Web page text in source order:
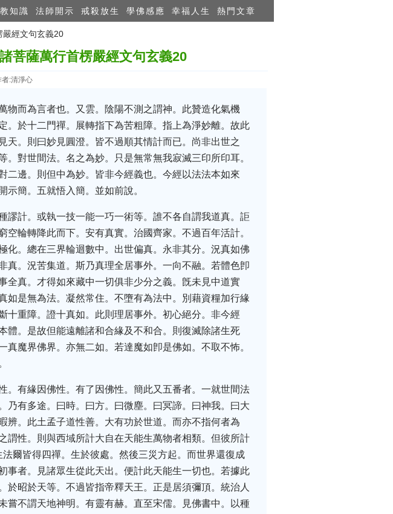
知識 法師開示 戒殺放生 學佛感應 幸福人生 熱門文章
嚴經文句玄義20
菩薩萬行首楞嚴經文句玄義20
:清淨心
物而為言者也。又雲。陰陽不測之謂神。此贊造化氣機
。於十二門禪。展轉指下為苦粗障。指上為淨妙離。故此
。則曰妙見圓澄。皆不過順其情計而已。尚非出世之
對世間法。名之為妙。只是無常無我寂滅三印所印耳。
二邊。則但中為妙。皆非今經義也。今經以法法本如來
簡。五就悟入簡。並如前說。
謬計。或執一技一能一巧一術等。誰不各自謂我道真。詎
輪轉降此而下。安有真實。治國齊家。不過百年活計。
化。總在三界輪迴數中。出世偏真。永非其分。況真如佛
真。況苦集道。斯乃真理全居事外。一向不融。若體色卽
全真。才得如來藏中一切俱非少分之義。旣未見中道實
如是無為法。凝然常住。不墮有為法中。別藉資糧加行緣
十重障。證十真如。此則理居事外。初心絕分。非今經
體。是故但能遠離諸和合緣及不和合。則復滅除諸生死
魔界佛界。亦無二如。若達魔如卽是佛如。不取不怖。
。有緣因佛性。有了因佛性。簡此又五番者。一就世間法
乃有多途。曰時。曰方。曰微塵。曰冥諦。曰神我。曰大
辨。此土孟子道性善。大有功於世道。而亦不指何者為
謂性。則與西域所計大自在天能生萬物者相類。但彼所計
爾皆得四禪。生於彼處。然後三災方起。而世界還復成
事者。見諸眾生從此天出。便計此天能生一切也。若據此
昭於天等。不過皆指帝釋天王。正是居須彌頂。統治人
嘗不謂天地神明。有靈有赫。直至宋儒。見佛書中。以種